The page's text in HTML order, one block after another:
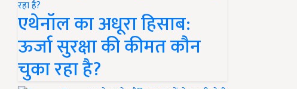
एथेनॉल का अधूरा हिसाब:
ऊर्जा सुरक्षा की कीमत कौन
चुका रहा है?